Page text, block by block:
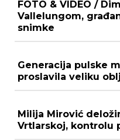
FOTO & VIDEO /
Vallelungom,
snimke
Generacija pulske
proslavila veliku
Milija Mirović
Vrtlarskoj, kontrolu